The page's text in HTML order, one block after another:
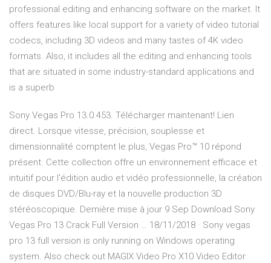
professional editing and enhancing software on the market. It
offers features like local support for a variety of video tutorial
codecs, including 3D videos and many tastes of 4K video
formats. Also, it includes all the editing and enhancing tools
that are situated in some industry-standard applications and
is a superb
Sony Vegas Pro 13.0.453. Télécharger maintenant! Lien
direct. Lorsque vitesse, précision, souplesse et
dimensionnalité comptent le plus, Vegas Pro™ 10 répond
présent. Cette collection offre un environnement efficace et
intuitif pour l'édition audio et vidéo professionnelle, la création
de disques DVD/Blu-ray et la nouvelle production 3D
stéréoscopique. Dernière mise à jour 9 Sep Download Sony
Vegas Pro 13 Crack Full Version … 18/11/2018 · Sony vegas
pro 13 full version is only running on Windows operating
system. Also check out MAGIX Video Pro X10 Video Editor